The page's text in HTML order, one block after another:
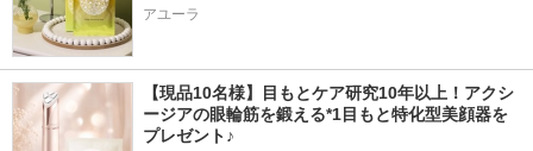
アユーラ
【現品10名様】目もとケア研究10年以上！アクシ
ージアの眼輪筋を鍛える*1目もと特化型美顔器を
プレゼント♪